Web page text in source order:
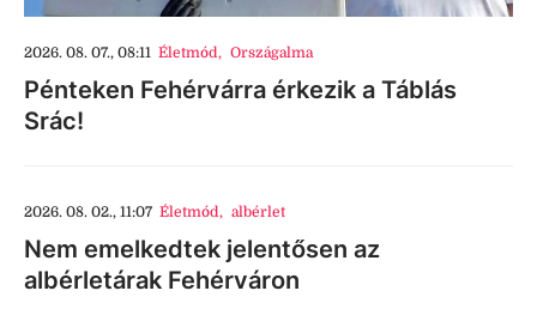
2026. 08. 07., 08:11 Életmód, Országalma
Pénteken Fehérvárra érkezik a Táblás
Srác!
2026. 08. 02., 11:07 Életmód, albérlet
Nem emelkedtek jelentősen az
albérletárak Fehérváron